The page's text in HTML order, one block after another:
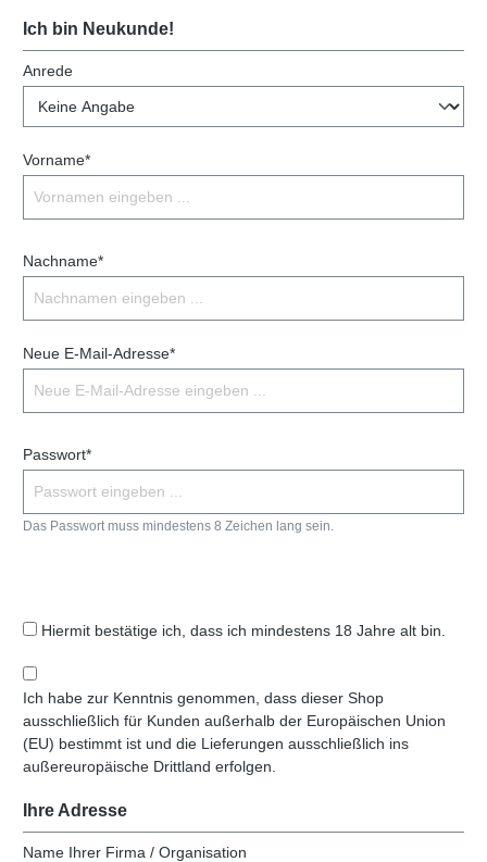
Ich bin Neukunde!
Anrede
Vorname*
Nachname*
Neue E-Mail-Adresse*
Passwort*
Das Passwort muss mindestens 8 Zeichen lang sein.
Hiermit bestätige ich, dass ich mindestens 18 Jahre alt bin.
Ich habe zur Kenntnis genommen, dass dieser Shop
ausschließlich für Kunden außerhalb der Europäischen Union
(EU) bestimmt ist und die Lieferungen ausschließlich ins
außereuropäische Drittland erfolgen.
Ihre Adresse
Name Ihrer Firma / Organisation